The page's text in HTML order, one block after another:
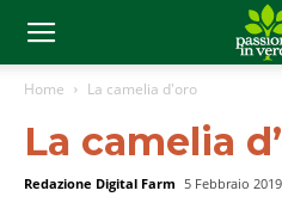
Home La camelia d'oro
La camelia
Redazione Digital Farm 5 Febbraio 2019